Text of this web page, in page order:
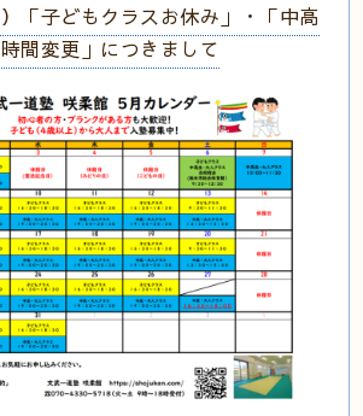
「子どもクラスお休み」・「中高
間変更」につきまして